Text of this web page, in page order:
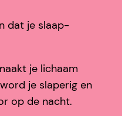
dat je slaap-
je lichaam
je slaperig en
op de nacht.